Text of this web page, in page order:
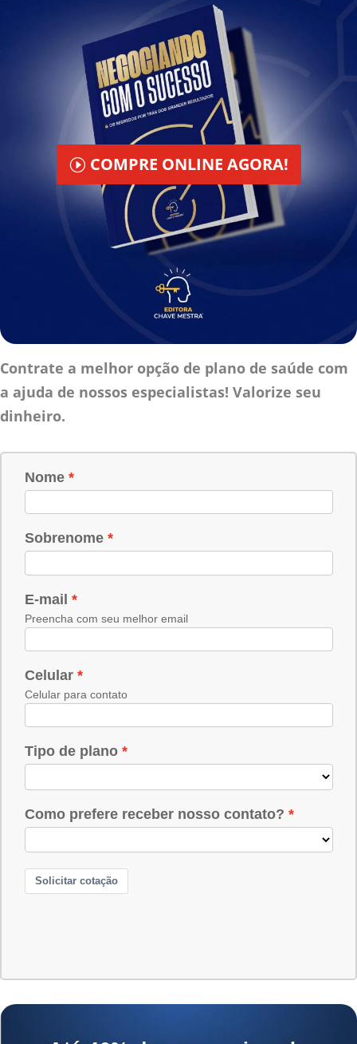
COMPRE ONLINE AGORA!
Contrate a melhor opção de plano de saúde com
a ajuda de nossos especialistas! Valorize seu
dinheiro.